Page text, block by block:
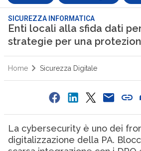
SICUREZZA INFORMATICA
Enti locali alla sfida dati
strategie per una
Home Sicurezza Digitale
La cybersecurity è uno dei
digitalizzazione della PA.